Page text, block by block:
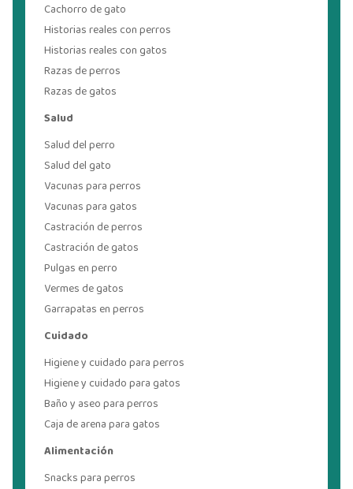
Cachorro de gato
Historias reales con perros
Historias reales con gatos
Razas de perros
Razas de gatos
Salud
Salud del perro
Salud del gato
Vacunas para perros
Vacunas para gatos
Castración de perros
Castración de gatos
Pulgas en perro
Vermes de gatos
Garrapatas en perros
Cuidado
Higiene y cuidado para perros
Higiene y cuidado para gatos
Baño y aseo para perros
Caja de arena para gatos
Alimentación
Snacks para perros